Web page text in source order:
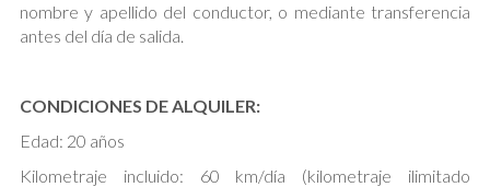
nombre y apellido del conductor, o mediante transferencia
antes del día de salida.
CONDICIONES DE ALQUILER:
Edad: 20 años
Kilometraje incluido: 60 km/día (kilometraje ilimitado